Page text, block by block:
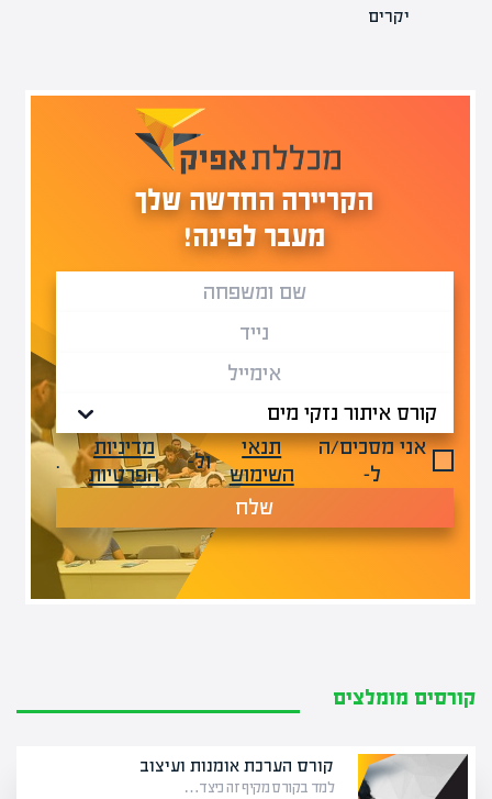
יקרים
הקריירה החדשה שלך
מעבר לפינה!
אני מסכים/ה
ל-
תנאי
השימוש
ול-
מדיניות
הפרטיות
.
שלח
קורסים מומלצים
קורס הערכת אומנות ועיצוב
למד בקורס מקיף זה כיצד…